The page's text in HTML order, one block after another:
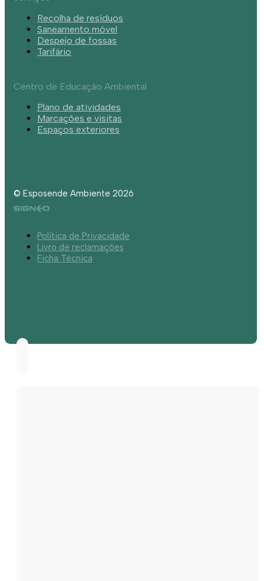
Recolha de resíduos
Saneamento móvel
Despejo de fossas
Tarifário
Centro de Educação Ambiental
Plano de atividades
Marcações e visitas
Espaços exteriores
© Esposende Ambiente 2026
Política de Privacidade
Livro de reclamações
Ficha Técnica